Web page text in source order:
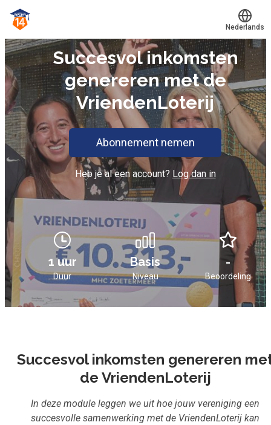
Mijn leerplek
Alle onderwerpen
Voucher verzilveren
Account en hulp
Meer
Inloggen
Word lid!
Translate
Nederlands
Succesvol inkomsten
genereren met de
VriendenLoterij
Abonnement nemen
Heb je al een account? Log dan in
1 uur Basis -
Duur Niveau Beoordeling
Succesvol inkomsten genereren
de VriendenLoterij
In deze module leggen we uit hoe jouw vereniging een
succesvolle samenwerking met de VriendenLoterij kan